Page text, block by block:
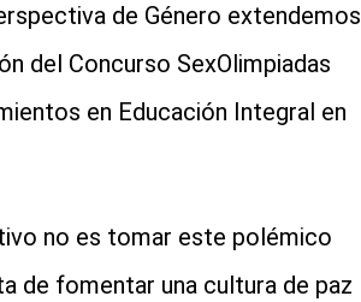
de Género extendemos
del Concurso SexOlimpiadas
en Educación Integral en
no es tomar este polémico
de fomentar una cultura de paz